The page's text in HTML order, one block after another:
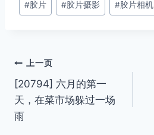
标
#胶片 #胶片摄影 #胶片相机
文
章
导
上一页
[20794] 六月的第一
天，在菜市场躲过一场
雨